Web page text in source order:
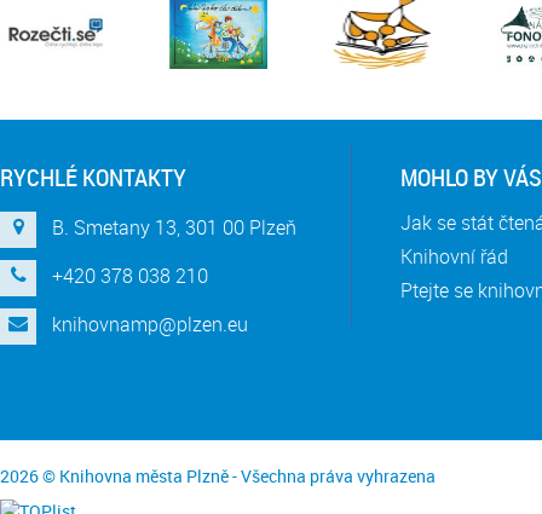
RYCHLÉ KONTAKTY
B. Smetany 13, 301 00 Plzeň
+420 378 038 210
knihovnamp@plzen.eu
MOHLO BY
Jak se stát
Knihovní řád
Ptejte se
2026 © Knihovna města Plzně - Všechna práva vyhrazena